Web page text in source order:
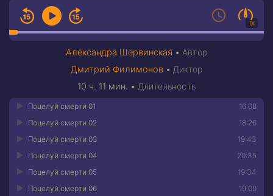
1X
Александра Шервинская • Автор
Дмитрий Филимонов • Диктор
10 ч. 11 мин. • Длительность
16:08
Поцелуй смерти 01
18:26
Поцелуй смерти 02
19:43
Поцелуй смерти 03
20:35
Поцелуй смерти 04
19:34
Поцелуй смерти 05
19:09
Поцелуй смерти 06